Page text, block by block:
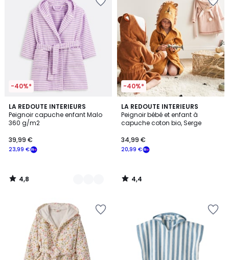
-40%*
LA REDOUTE INTERIEURS
Peignoir capuche enfant Malo
360 g/m2
23,99 €
39,99 €
4,8
/ 5
4
Couleurs
4,8
/
-40%*
LA REDOUTE INTERIEURS
Peignoir bébé et enfant à
capuche coton bio, Serge
20,99 €
34,99 €
4,4
/ 5
4,4
/